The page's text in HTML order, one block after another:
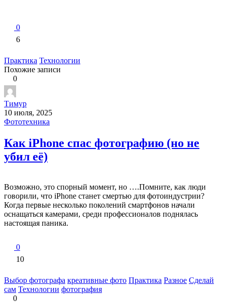
0
6
Практика Технологии
Похожие записи
0
Тимур
10 июля, 2025
Фототехника
Как iPhone спас фотографию (но не
убил её)
Возможно, это спорный момент, но ….Помните, как люди
говорили, что iPhone станет смертью для фотоиндустрии?
Когда первые несколько поколений смартфонов начали
оснащаться камерами, среди профессионалов поднялась
настоящая паника.
0
10
Выбор фотографа креативные фото Практика Разное Сделай
сам Технологии фотография
0